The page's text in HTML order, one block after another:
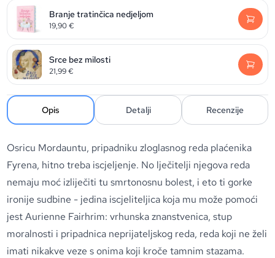
Branje tratinčica nedjeljom
19,90€
Srce bez milosti
21,99€
Opis Detalji Recenzije
Osricu Mordauntu, pripadniku zloglasnog reda plaćenika
Fyrena, hitno treba iscjeljenje. No lječitelji njegova reda
nemaju moć izliječiti tu smrtonosnu bolest, i eto ti gorke
ironije sudbine - jedina iscjeliteljica koja mu može pomoći
jest Aurienne Fairhrim: vrhunska znanstvenica, stup
moralnosti i pripadnica neprijateljskog reda, reda koji ne želi
imati nikakve veze s onima koji kroče tamnim stazama.